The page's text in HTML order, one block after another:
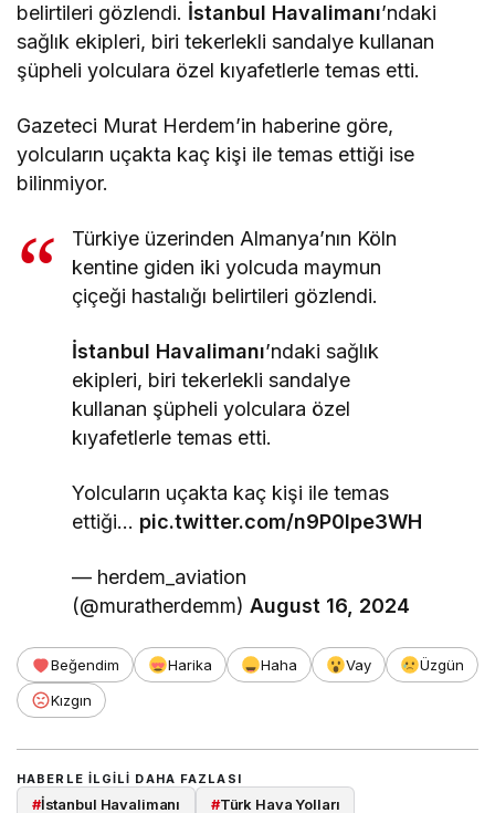
belirtileri gözlendi. İstanbul Havalimanı’ndaki
sağlık ekipleri, biri tekerlekli sandalye kullanan
şüpheli yolculara özel kıyafetlerle temas etti.
Gazeteci Murat Herdem’in haberine göre,
yolcuların uçakta kaç kişi ile temas ettiği ise
bilinmiyor.
Türkiye üzerinden Almanya’nın Köln
kentine giden iki yolcuda maymun
çiçeği hastalığı belirtileri gözlendi.
İstanbul Havalimanı’ndaki sağlık
ekipleri, biri tekerlekli sandalye
kullanan şüpheli yolculara özel
kıyafetlerle temas etti.
Yolcuların uçakta kaç kişi ile temas
ettiği… pic.twitter.com/n9P0Ipe3WH
— herdem_aviation
(@muratherdemm)August 16, 2024
Beğendim Harika Haha Vay
Üzgün
Kızgın
HABERLE ILGILI DAHA FAZLASI
#İstanbul Havalimanı #Türk Hava Yolları